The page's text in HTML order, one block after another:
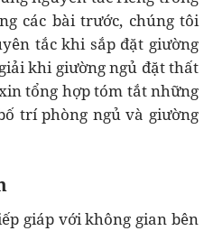
các bài trước, chúng tôi
tắc khi sắp đặt giường
khi giường ngủ đặt thất
tổng hợp tóm tắt những
trí phòng ngủ và giường
giáp với không gian bên